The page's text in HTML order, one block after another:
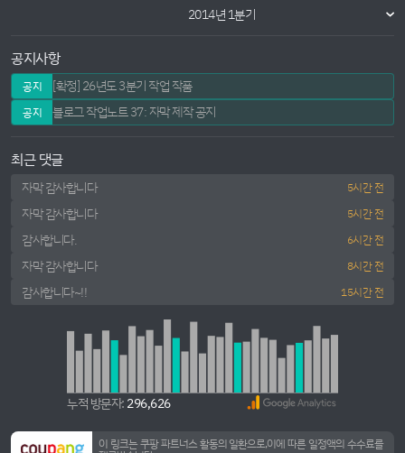
2014년 1분기
공지사항
공지 [확정] 26년도 3분기 작업 작품
공지 블로그 작업노트 37: 자막 제작 공지
최근 댓글
자막 감사합니다 5시간 전
자막 감사합니다 5시간 전
감사합니다. 6시간 전
자막 감사합니다 8시간 전
감사합니다~!! 15시간 전
누적 방문자: 296,626
이 링크는 쿠팡 파트너스 활동의 일환으로,이에 따른 일정액의 수수료를